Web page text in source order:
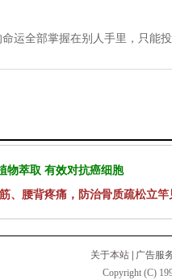
运全部掌握在别人手里，只能
物萃取 有效对抗癌细胞
、腰背疼痛，防治骨质疏松立竿
关于本站 | 广告服
Copyright (C)